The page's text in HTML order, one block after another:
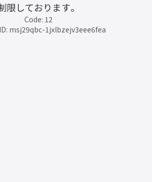
限しております。
Code: 12
msj29qbc-1jxlbzejv3eee6fea